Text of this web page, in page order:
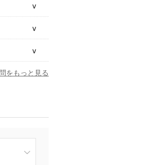
をもっと見る